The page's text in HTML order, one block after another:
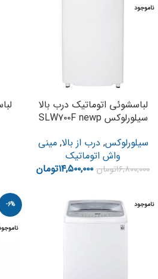
ناموجود
لباسشوئی اتوماتیک درب بالا
سیلورلوکس SLW۷۰۰F newp
سیلورلوکس, درب از بالا,مینی
واش اتوماتیک
۱۶,۸۰۰,۰۰۰تومان ۱۴,۵۰۰,۰۰۰تومان
ناموجود -6%